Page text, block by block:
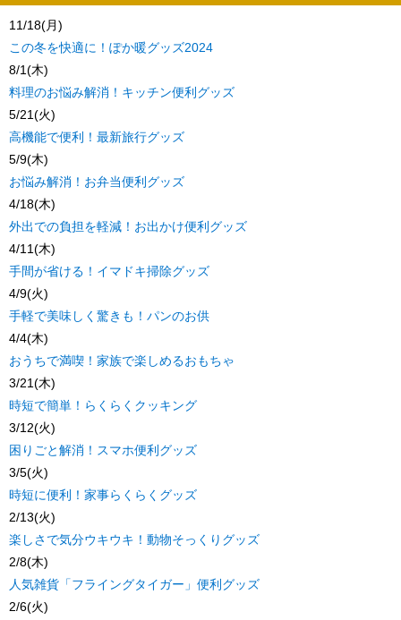
11/18(月)
この冬を快適に！ぽか暖グッズ2024
8/1(木)
料理のお悩み解消！キッチン便利グッズ
5/21(火)
高機能で便利！最新旅行グッズ
5/9(木)
お悩み解消！お弁当便利グッズ
4/18(木)
外出での負担を軽減！お出かけ便利グッズ
4/11(木)
手間が省ける！イマドキ掃除グッズ
4/9(火)
手軽で美味しく驚きも！パンのお供
4/4(木)
おうちで満喫！家族で楽しめるおもちゃ
3/21(木)
時短で簡単！らくらくクッキング
3/12(火)
困りごと解消！スマホ便利グッズ
3/5(火)
時短に便利！家事らくらくグッズ
2/13(火)
楽しさで気分ウキウキ！動物そっくりグッズ
2/8(木)
人気雑貨「フライングタイガー」便利グッズ
2/6(火)